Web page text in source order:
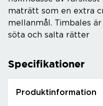
maträtt som en extra
mellanmål. Timbales
söta och salta rätter
Specifikationer
Produktinformation